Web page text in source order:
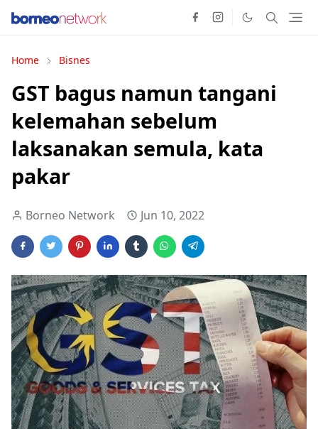
Home Bisnes
GST bagus namun tangani
kelemahan sebelum
laksanakan semula, kata
pakar
Borneo Network Jun 10, 2022